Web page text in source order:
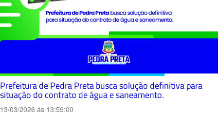
Prefeitura de Pedra Preta busca solução definitiva para
situação do contrato de água e saneamento.
13/03/2026 ás 13:59:00